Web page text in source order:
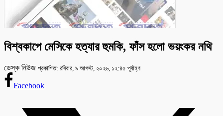
বিশ্বকাপে মেসিকে হত্যার হুমকি, ফাঁস হলো ভয়ংকর নথি
ডেস্ক নিউজ প্রকাশিত: রবিবার, ৯ আগস্ট, ২০২৬, ১২:৪৫ পূর্বাহ্ণ
Facebook